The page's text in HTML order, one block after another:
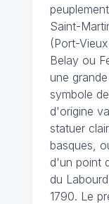
Saint-
(Port-
Belay ou
une
symbole
d'origine
statuer
basques,
d'un point
du
1790. Le